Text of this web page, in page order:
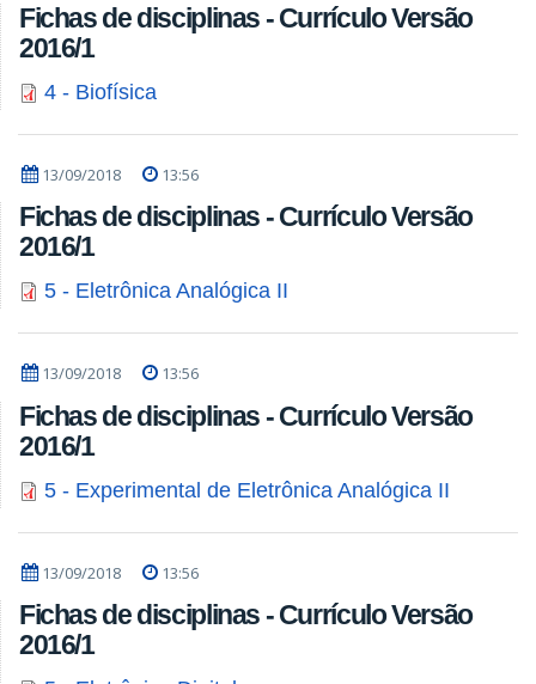
Fichas de disciplinas - Currículo Versão
2016/1
4 - Biofísica
13/09/2018 13:56
Fichas de disciplinas - Currículo Versão
2016/1
5 - Eletrônica Analógica II
13/09/2018 13:56
Fichas de disciplinas - Currículo Versão
2016/1
5 - Experimental de Eletrônica Analógica II
13/09/2018 13:56
Fichas de disciplinas - Currículo Versão
2016/1